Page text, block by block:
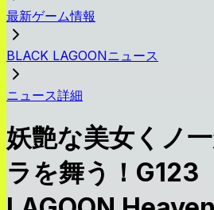
最新ゲーム情報
BLACK LAGOONニュース
ニュース詳細
妖艶な美女くノ
ラを舞う！G123